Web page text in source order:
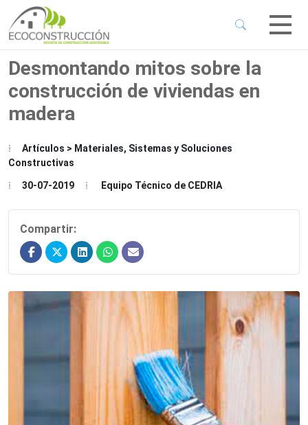
Menu
Menu
Desmontando mitos sobre la
construcción de viviendas en
madera
Artículos > Materiales, Sistemas y Soluciones
Constructivas
30-07-2019 Equipo Técnico de CEDRIA
Compartir: